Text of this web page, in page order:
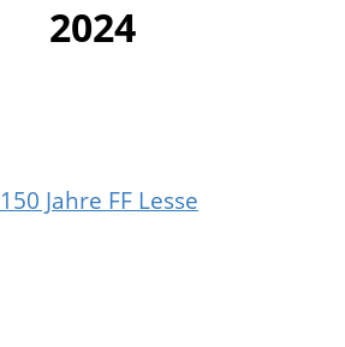
2024
150 Jahre FF Lesse